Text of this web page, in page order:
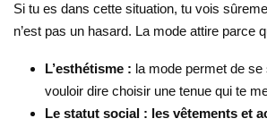
Si tu es dans cette situation, tu vois
n’est pas un hasard. La mode attire parce
L’esthétisme : la mode permet de se
vouloir dire choisir une tenue qui te
Le statut social : les vêtements et